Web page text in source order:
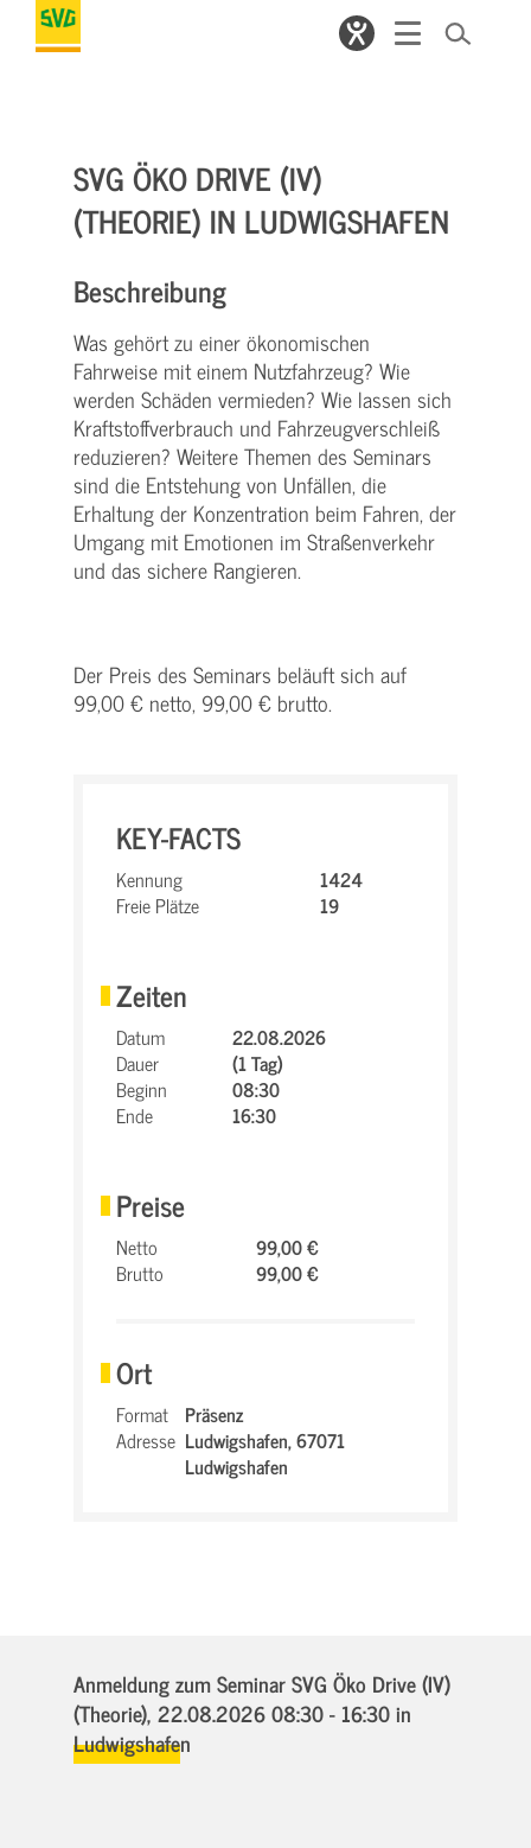
SVG ÖKO DRIVE (IV)
(THEORIE) IN LUDWIGSHAFEN
Beschreibung
Was gehört zu einer ökonomischen
Fahrweise mit einem Nutzfahrzeug? Wie
werden Schäden vermieden? Wie lassen sich
Kraftstoffverbrauch und Fahrzeugverschleiß
reduzieren? Weitere Themen des Seminars
sind die Entstehung von Unfällen, die
Erhaltung der Konzentration beim Fahren, der
Umgang mit Emotionen im Straßenverkehr
und das sichere Rangieren.
Der Preis des Seminars beläuft sich auf
99,00 € netto, 99,00 € brutto.
KEY-FACTS
Kennung
1424
Freie Plätze
19
Zeiten
Datum
22.08.2026
Dauer
(1 Tag)
Beginn
08:30
Ende
16:30
Preise
Netto
99,00 €
Brutto
99,00 €
Ort
Format Präsenz
Adresse Ludwigshafen,67071
Ludwigshafen
Anmeldung zum Seminar SVG Öko Drive (IV)
(Theorie), 22.08.2026 08:30 - 16:30in
Ludwigshafen